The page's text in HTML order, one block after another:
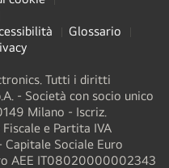
Glossario
Tutti i diritti
- Società con socio unico
Milano - Iscriz.
e Partita IVA
Sociale Euro
AEE IT08020000002343​